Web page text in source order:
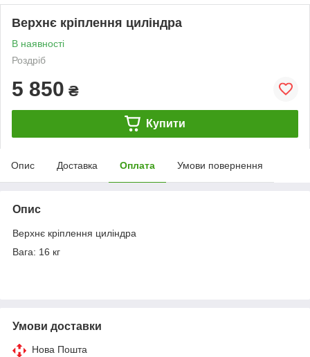
Верхнє кріплення циліндра
В наявності
Роздріб
5 850 ₴
Купити
Опис Доставка Оплата Умови повернення
Опис
Верхнє кріплення циліндра
Вага: 16 кг
Умови доставки
Нова Пошта